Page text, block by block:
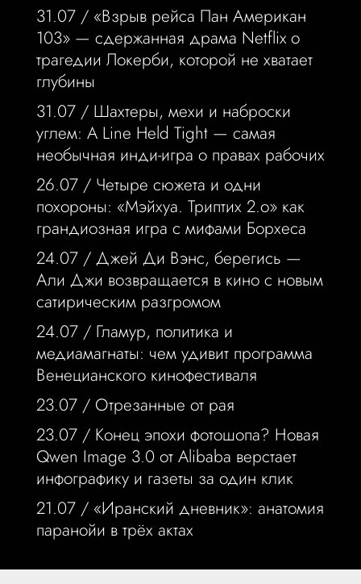
31.07 / «Взрыв рейса Пан Американ
103» — сдержанная драма Netflix о
трагедии Локерби, которой не хватает
глубины
31.07 / Шахтеры, мехи и наброски
углем: A Line Held Tight — самая
необычная инди-игра о правах рабочих
26.07 / Четыре сюжета и одни
похороны: «Мэйхуа. Триптих 2.o» как
грандиозная игра с мифами Борхеса
24.07 / Джей Ди Вэнс, берегись —
Али Джи возвращается в кино с новым
сатирическим разгромом
24.07 / Гламур, политика и
медиамагнаты: чем удивит программа
Венецианского кинофестиваля
23.07 / Отрезанные от рая
23.07 / Конец эпохи фотошопа? Новая
Qwen Image 3.0 от Alibaba верстает
инфографику и газеты за один клик
21.07 / «Иранский дневник»: анатомия
паранойи в трёх актах